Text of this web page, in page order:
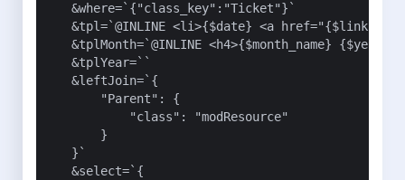
    &where=`{"class_key":"Ticket"}`
&tpl=`@INLINE <li>{$date} <a
&tplMonth=`@INLINE <h4>{$month_name} {$year}
    &tplYear=``
    &leftJoin=`{
        "Parent": {
            "class": "modResource"
        }
    }`
    &select=`{